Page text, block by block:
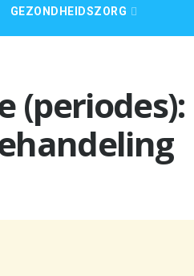
GEZONDHEIDSZORG
(periodes):